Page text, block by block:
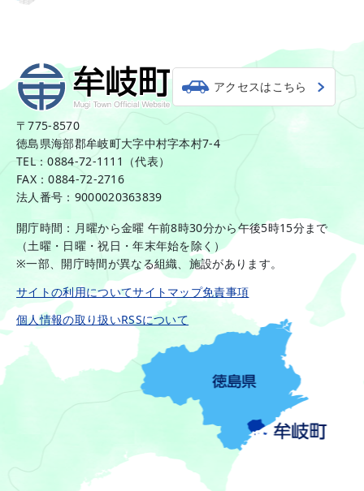
アクセスはこちら
〒775-8570
徳島県海部郡牟岐町大字中村字本村7-4
TEL：0884-72-1111（代表）
FAX：0884-72-2716
法人番号：9000020363839
開庁時間：月曜から金曜 午前8時30分から午後5時15分まで
（土曜・日曜・祝日・年末年始を除く）
※一部、開庁時間が異なる組織、施設があります。
サイトの利用についてサイトマップ免責事項
個人情報の取り扱いRSSについて